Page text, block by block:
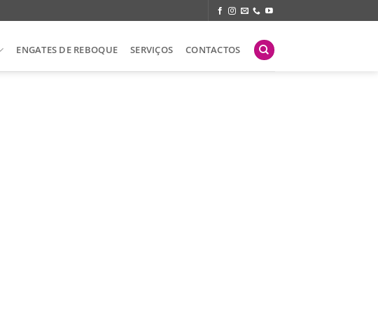
ENGATES DE REBOQUE SERVIÇOS CONTACTOS